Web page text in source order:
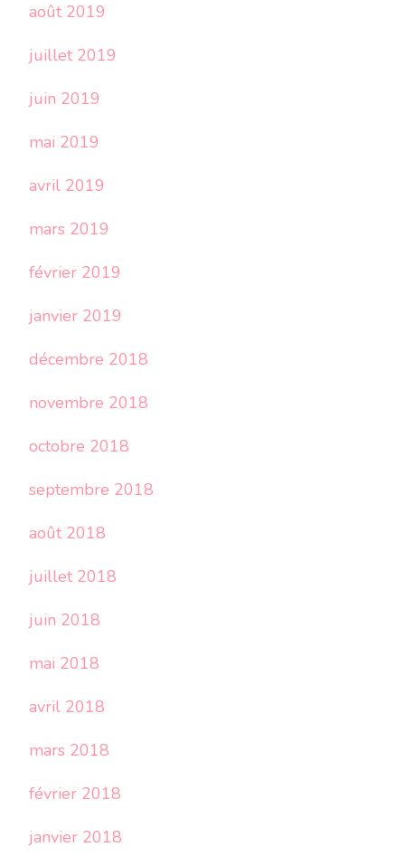
août 2019
juillet 2019
juin 2019
mai 2019
avril 2019
mars 2019
février 2019
janvier 2019
décembre 2018
novembre 2018
octobre 2018
septembre 2018
août 2018
juillet 2018
juin 2018
mai 2018
avril 2018
mars 2018
février 2018
janvier 2018